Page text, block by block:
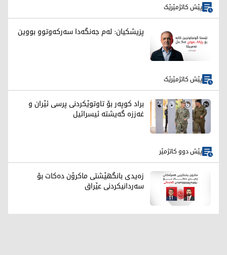
پێش کاتژمێرێک
پزیشکیان: لەم جەنگەدا سەرکەوتوو بووین
پێش کاتژمێرێک
براد کوپەر بۆ تاوتوێکردنی پرسی ئێران و
غەززە گەیشتە ئیسرائیل
پێش دوو کاتژمێر
زەیدی بانگهێشتی ماکرۆن دەکات بۆ
سەردانیکردنی عێراق